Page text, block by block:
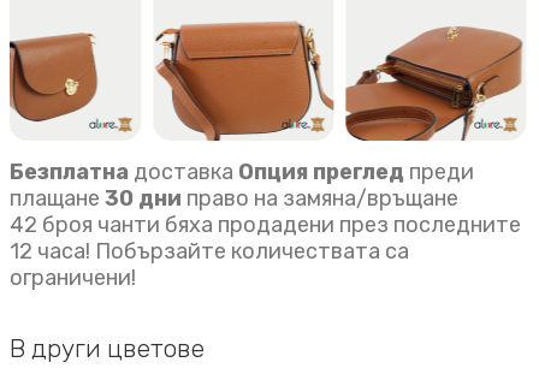
Безплатна доставка Опция преглед преди
плащане 30 дни право на замяна/връщане
42 броя чанти бяха продадени през последните
12 часа! Побързайте количествата са
ограничени!
В други цветове